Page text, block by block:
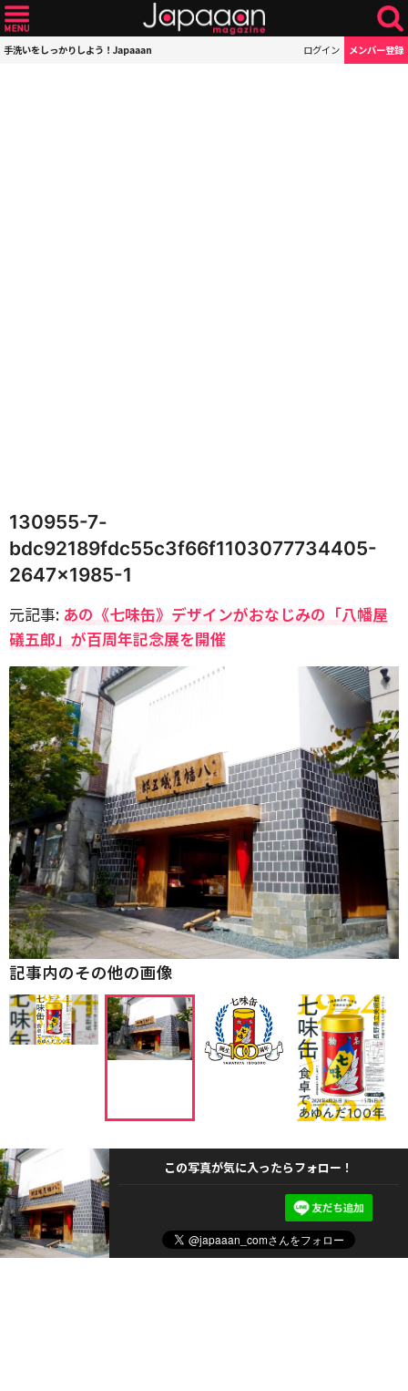
手洗いをしっかりしよう！Japaaan ログイン メンバー登録
130955-7-
bdc92189fdc55c3f66f1103077734405-
2647×1985-1
元記事: あの《七味缶》デザインがおなじみの「八幡屋
礒五郎」が百周年記念展を開催
記事内のその他の画像
この写真が気に入ったらフォロー！